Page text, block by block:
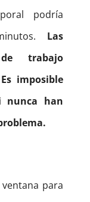
podría
Las
trabajo
imposible
nunca han
para